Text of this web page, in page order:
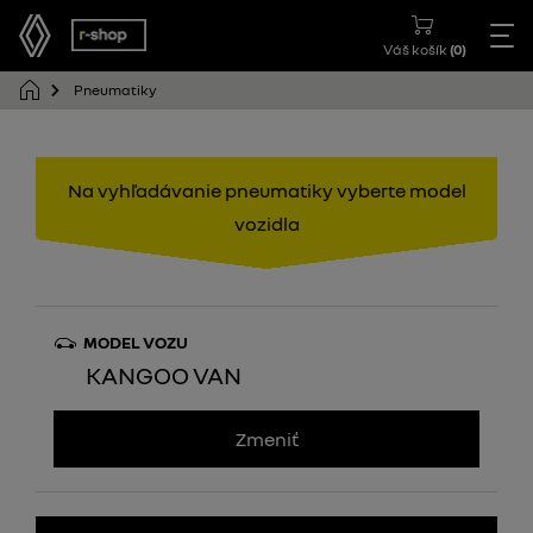
Váš košík (0)
Pneumatiky
Na vyhľadávanie pneumatiky vyberte model
vozidla
MODEL VOZU
KANGOO VAN
Zmeniť